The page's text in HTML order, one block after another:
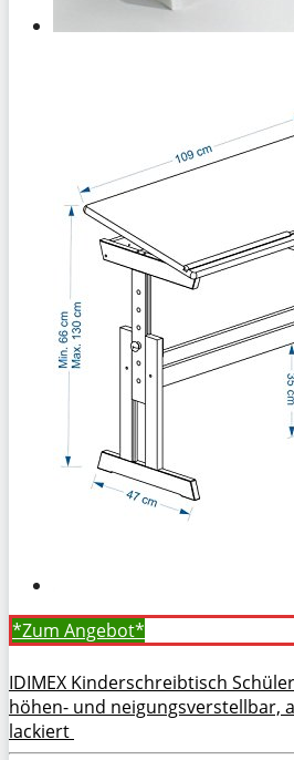
*Zum Angebot*
IDIMEX Kinderschreibtisch
höhen- und neigungsverstellbar,
lackiert